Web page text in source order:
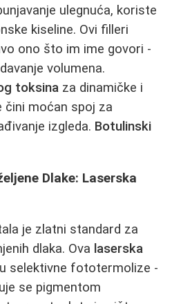
ulegnuća, koriste
kiseline. Ovi filleri
ono što im ime govori -
volumena.
toksina za dinamičke i
moćan spoj za
izgleda. Botulinski
Dlake: Laserska
je zlatni standard za
dlaka. Ova laserska
selektivne fototermolize -
se pigmentom